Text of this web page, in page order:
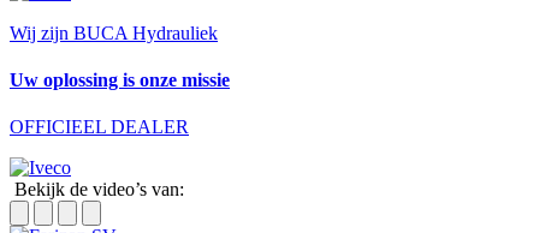
Wij zijn BUCA Hydrauliek
Uw oplossing is onze missie
OFFICIEEL DEALER
Bekijk de video’s van: